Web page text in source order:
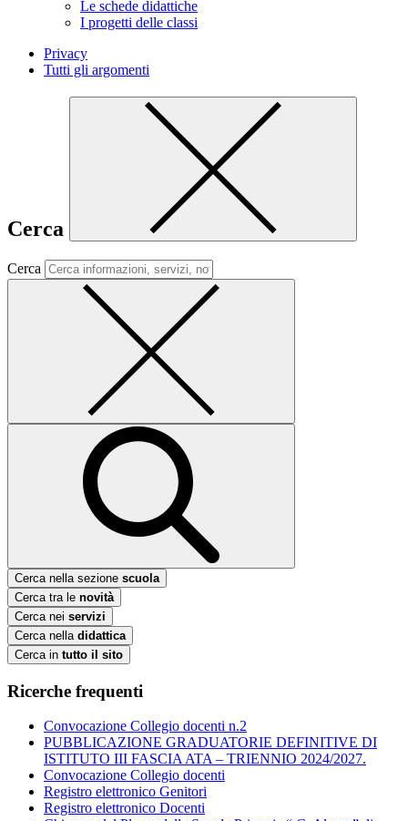
Le schede didattiche
I progetti delle classi
Privacy
Tutti gli argomenti
Cerca
Cerca
Cerca nella sezione scuola
Cerca tra le novità
Cerca nei servizi
Cerca nella didattica
Cerca in tutto il sito
Ricerche frequenti
Convocazione Collegio docenti n.2
PUBBLICAZIONE GRADUATORIE DEFINITIVE DI
ISTITUTO III FASCIA ATA – TRIENNIO 2024/2027.
Convocazione Collegio docenti
Registro elettronico Genitori
Registro elettronico Docenti